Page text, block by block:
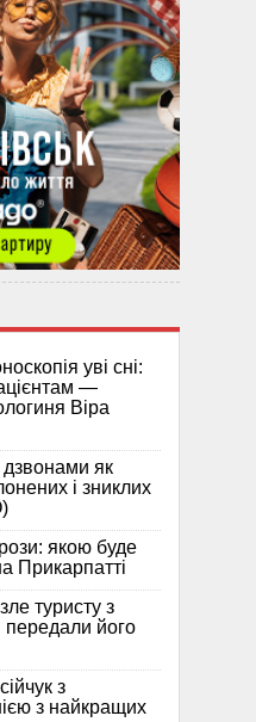
уві сні:
—
Віра
дзвонами як
і зниклих
якою буде
Прикарпатті
туристу з
передали його
з
з найкращих